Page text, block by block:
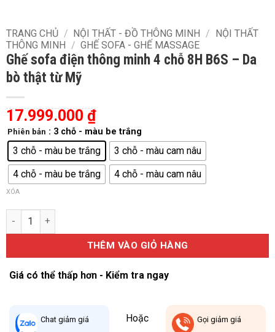
TRANG CHỦ / NỘI THẤT - ĐỒ THÔNG MINH / NỘI THẤT
THÔNG MINH / GHẾ SOFA - GHẾ MASSAGE
Ghế sofa điện thông minh 4 chỗ 8H B6S – Da
bò thật từ Mỹ
17.999.000 ₫
Phiên bản : 3 chỗ - màu be trắng
3 chỗ - màu be trắng
3 chỗ - màu cam nâu
4 chỗ - màu be trắng
4 chỗ - màu cam nâu
XÓA
Ghế sofa điện thông minh 4 chỗ 8H B6S – Da bò thật từ Mỹ số
THÊM VÀO GIỎ HÀNG
Giá có thể thấp hơn - Kiểm tra ngay
Chat giảm giá Hoặc Gọigiảm giá